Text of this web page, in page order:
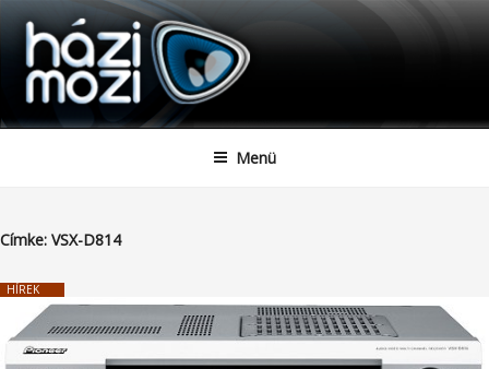
Tartalomhoz
HAZIMOZI
Menü
Címke: VSX-D814
HÍREK